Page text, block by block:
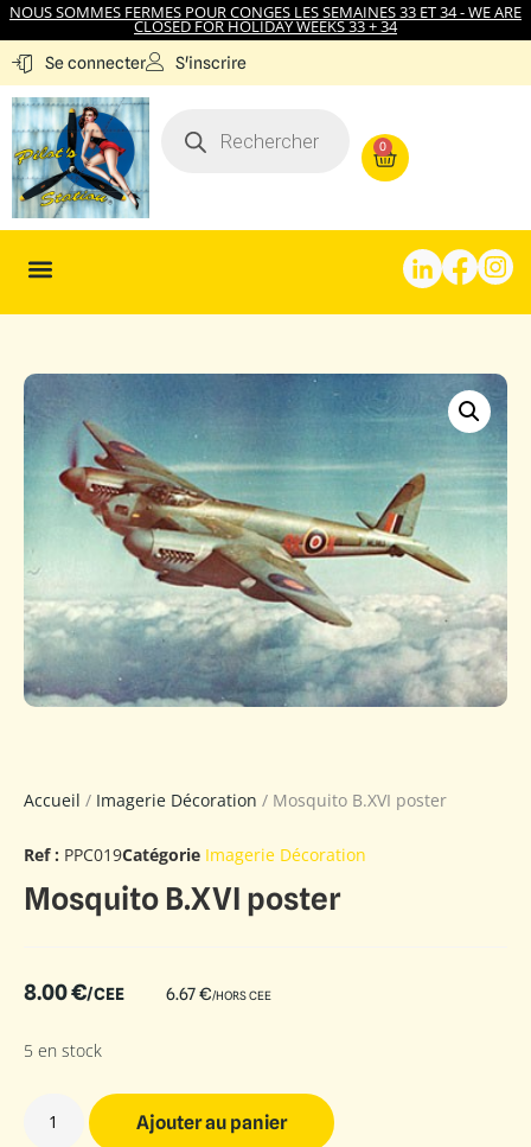
NOUS SOMMES FERMES POUR CONGES LES SEMAINES 33 ET 34 - WE ARE
CLOSED FOR HOLIDAY WEEKS 33 + 34
Se connecter S'inscrire
0
Accueil / Imagerie Décoration / Mosquito B.XVI poster
Ref : PPC019Catégorie Imagerie Décoration
Mosquito B.XVI poster
8.00€/CEE 6.67€/HORS CEE
5 en stock
Ajouter au panier